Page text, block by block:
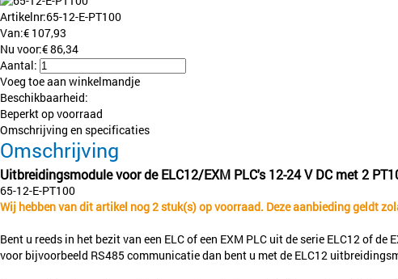
Artikelnr:65-12-E-PT100
Van:€ 107,93
Nu voor:€86,34
Aantal:
Voeg toe aan winkelmandje
Beschikbaarheid:
Beperkt op voorraad
Omschrijving en specificaties
Omschrijving
Uitbreidingsmodule voor de ELC12/EXM PLC's 12-24 V DC met 2
65-12-E-PT100
Wij hebben van dit artikel nog 2 stuk(s) op voorraad. Deze aanbieding geldt
Bent u reeds in het bezit van een ELC of een EXM PLC uit de serie ELC12 of
voor bijvoorbeeld RS485 communicatie dan bent u met de ELC12